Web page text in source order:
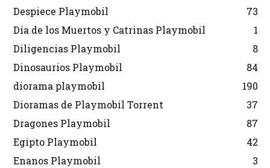
Despiece Playmobil
73
Día de los Muertos y Catrinas Playmobil
1
Diligencias Playmobil
8
Dinosaurios Playmobil
84
diorama playmobil
190
Dioramas de Playmobil Torrent
37
Dragones Playmobil
87
Egipto Playmobil
42
Enanos Playmobil
3